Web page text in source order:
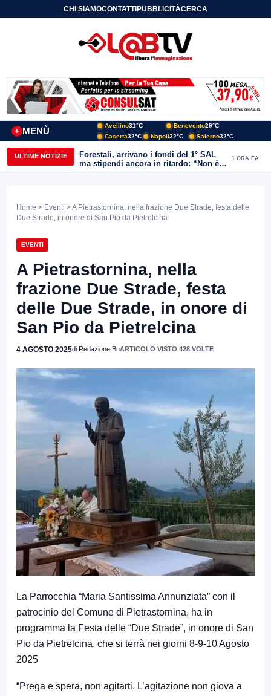
CHI SIAMOCONTATTIPUBBLICITÀCERCA
MENÙ
+
Avellino31°C Benevento29°C
Caserta32°C Napoli32°C Salerno32°C
ULTIME NOTIZIE
Forestali, arrivano i fondi del 1° SAL
ma stipendi ancora in ritardo: “Non è
più sostenibile”
1 ORA FA
Home > Eventi > A Pietrastornina, nella frazione Due Strade, festa delle
Due Strade, in onore di San Pio da Pietrelcina
EVENTI
A Pietrastornina, nella
frazione Due Strade, festa
delle Due Strade, in onore di
San Pio da Pietrelcina
4 AGOSTO 2025di Redazione BnARTICOLO VISTO 428 VOLTE
La Parrocchia “Maria Santissima Annunziata” con il
patrocinio del Comune di Pietrastornina, ha in
programma la Festa delle “Due Strade”, in onore di San
Pio da Pietrelcina, che si terrà nei giorni 8-9-10 Agosto
2025
“Prega e spera, non agitarti. L’agitazione non giova a